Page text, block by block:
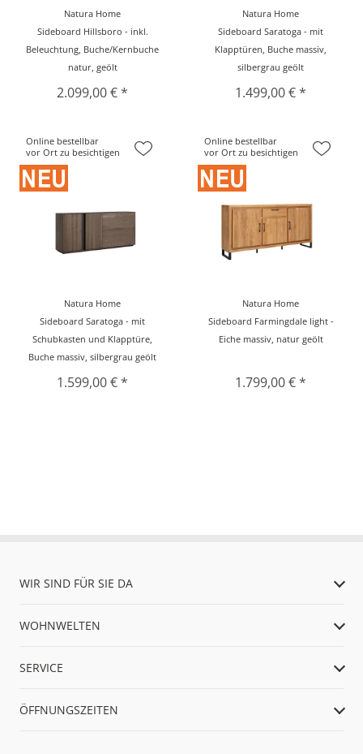
Natura Home
Sideboard Hillsboro - inkl.
Beleuchtung, Buche/Kernbuche
natur, geölt
2.099,00 € *
Natura Home
Sideboard Saratoga - mit
Klapptüren, Buche massiv,
silbergrau geölt
1.499,00 € *
Online bestellbar
vor Ort zu besichtigen
Natura Home
Sideboard Saratoga - mit
Schubkasten und Klapptüre,
Buche massiv, silbergrau geölt
1.599,00 € *
Online bestellbar
vor Ort zu besichtigen
Natura Home
Sideboard Farmingdale light -
Eiche massiv, natur geölt
1.799,00 € *
WIR SIND FÜR SIE DA
WOHNWELTEN
SERVICE
ÖFFNUNGSZEITEN